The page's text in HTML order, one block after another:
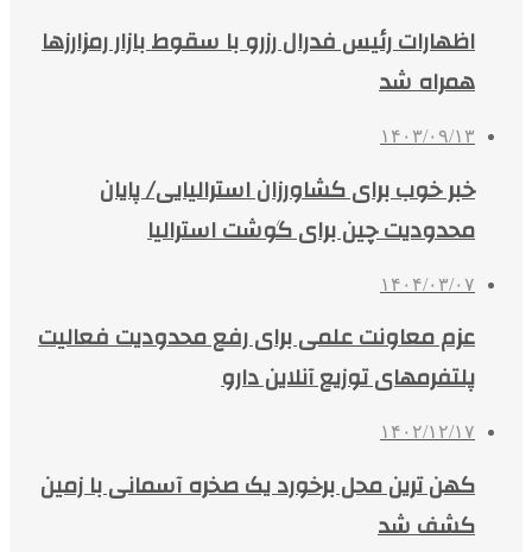
اظهارات رئیس فدرال رزرو با سقوط بازار رمزارزها
همراه شد
۱۴۰۳/۰۹/۱۳
خبر خوب برای کشاورزان استرالیایی/ پایان
محدودیت چین برای گوشت استرالیا
۱۴۰۴/۰۳/۰۷
عزم معاونت علمی برای رفع محدودیت فعالیت
پلتفرمهای توزیع آنلاین دارو
۱۴۰۲/۱۲/۱۷
کهن ترین محل برخورد یک صخره آسمانی با زمین
کشف شد